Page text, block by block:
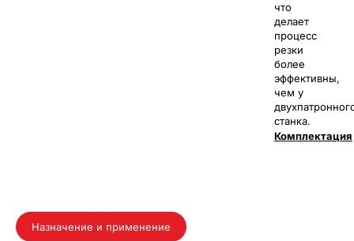
что
делает
процесс
резки
более
эффективны,
чем у
станка.
Комплектация
Назначение и применение